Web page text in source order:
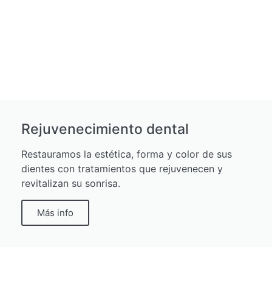
Rejuvenecimiento dental
Restauramos la estética, forma y color de sus
dientes con tratamientos que rejuvenecen y
revitalizan su sonrisa.
Más info